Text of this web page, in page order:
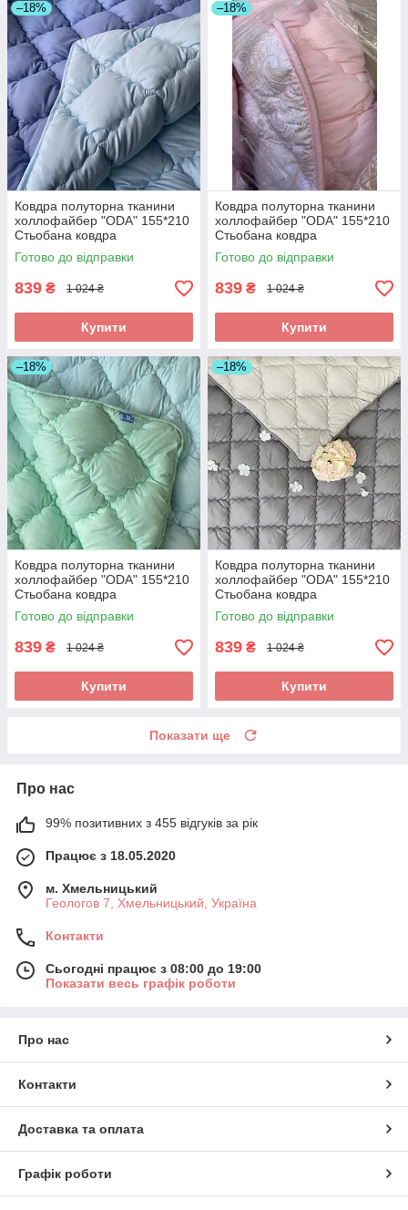
–18%
Ковдра полуторна тканини
холлофайбер "ODA" 155*210
Стьобана ковдра
Готово до відправки
839 ₴ 1 024 ₴
Купити
–18%
Ковдра полуторна тканини
холлофайбер "ODA" 155*210
Стьобана ковдра
Готово до відправки
839 ₴ 1 024 ₴
Купити
–18%
Ковдра полуторна тканини
холлофайбер "ODA" 155*210
Стьобана ковдра
Готово до відправки
839 ₴ 1 024 ₴
Купити
–18%
Ковдра полуторна тканини
холлофайбер "ODA" 155*210
Стьобана ковдра
Готово до відправки
839 ₴ 1 024 ₴
Купити
Показати ще
Про нас
99% позитивних з 455 відгуків за рік
Працює з 18.05.2020
м. Хмельницький
Геологов 7, Хмельницький, Україна
Контакти
Сьогодні працює з 08:00 до 19:00
Показати весь графік роботи
Про нас
Контакти
Доставка та оплата
Графік роботи